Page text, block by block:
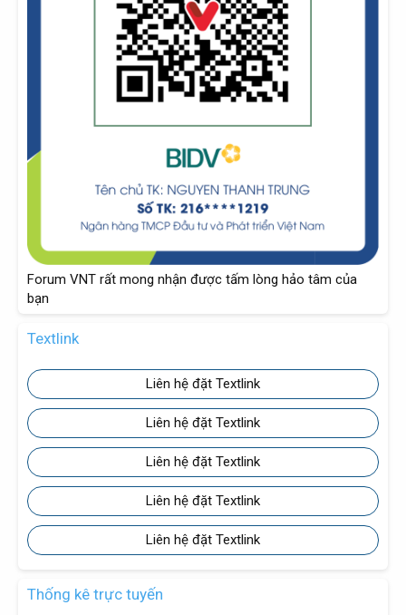
Forum VNT rất mong nhận được tấm lòng hảo tâm của
bạn
Textlink
Liên hệ đặt Textlink
Liên hệ đặt Textlink
Liên hệ đặt Textlink
Liên hệ đặt Textlink
Liên hệ đặt Textlink
Thống kê trực tuyến